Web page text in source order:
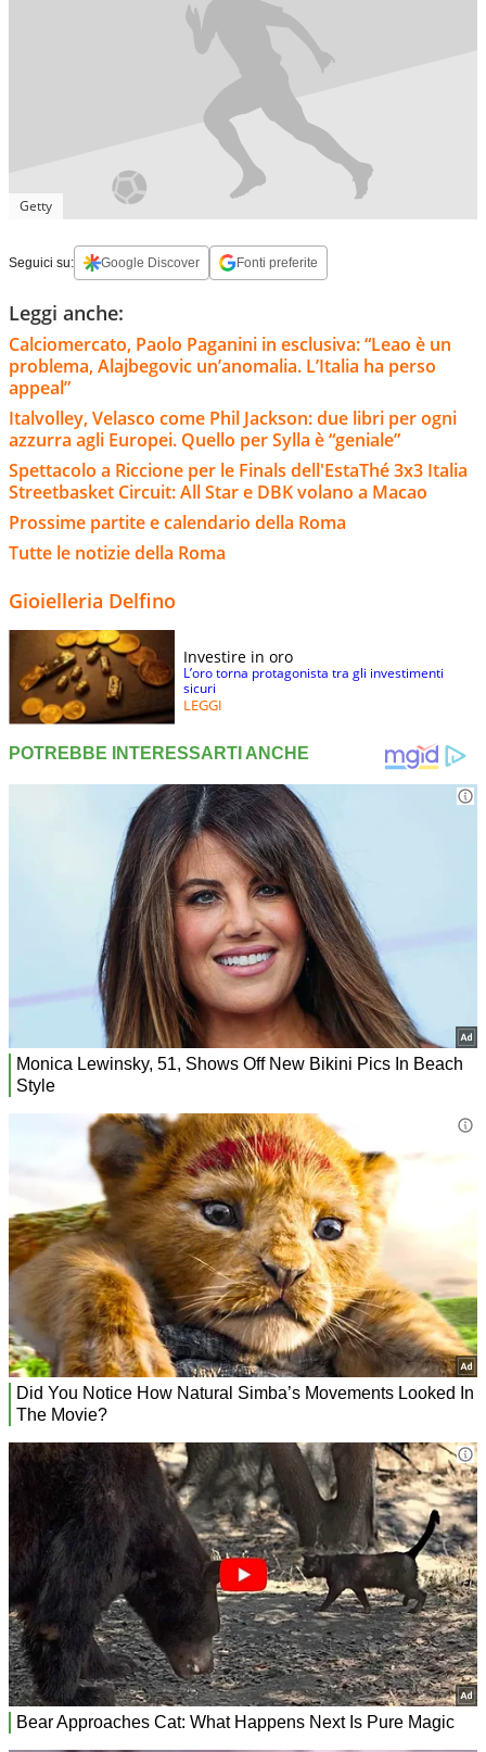
Getty
Seguici su: Google Discover Fonti preferite
Leggi anche:
Calciomercato, Paolo Paganini in esclusiva: “Leao è un
problema, Alajbegovic un’anomalia. L’Italia ha perso
appeal”
Italvolley, Velasco come Phil Jackson: due libri per ogni
azzurra agli Europei. Quello per Sylla è “geniale”
Spettacolo a Riccione per le Finals dell'EstaThé 3x3 Italia
Streetbasket Circuit: All Star e DBK volano a Macao
Prossime partite e calendario della Roma
Tutte le notizie della Roma
Gioielleria Delfino
Investire in oro
L’oro torna protagonista tra gli investimenti
sicuri
LEGGI